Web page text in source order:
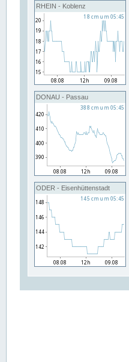
RHEIN - Koblenz
DONAU - Passau
ODER - Eisenhüttenstadt